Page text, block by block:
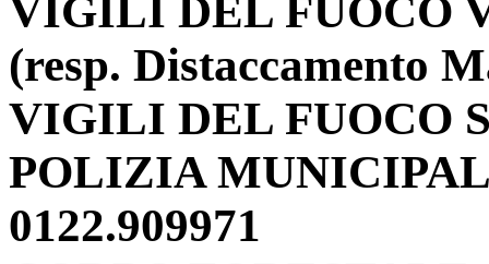
VIGILI DEL FUOCO
(resp. Distaccamento
VIGILI DEL FUOCO
POLIZIA
0122.909971